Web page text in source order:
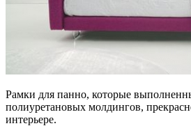
Рамки для панно, которые
полиуретановых молдингов,
интерьере.